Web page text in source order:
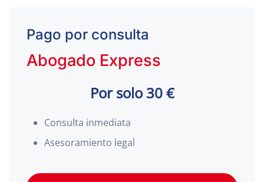
Pago por consulta
Abogado Express
Por solo 30 €
Consulta inmediata
Asesoramiento legal